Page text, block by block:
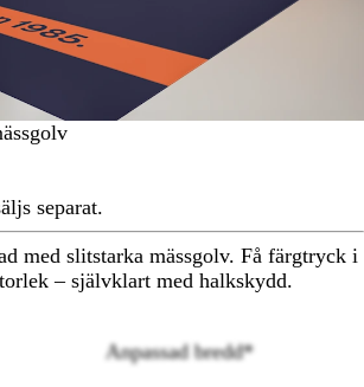
separat.
med slitstarka mässgolv. Få färgtryck i
– självklart med halkskydd.
Anpassad bredd*